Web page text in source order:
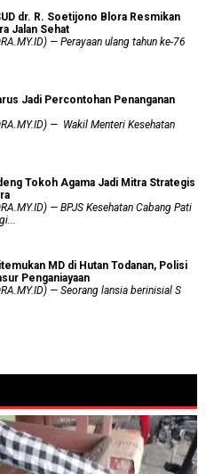
dr. R. Soetijono Blora Resmikan
Jalan Sehat
— Perayaan ulang tahun ke-76
Jadi Percontohan Penanganan
— Wakil Menteri Kesehatan
Tokoh Agama Jadi Mitra Strategis
— BPJS Kesehatan Cabang Pati
MD di Hutan Todanan, Polisi
Penganiayaan
— Seorang lansia berinisial S